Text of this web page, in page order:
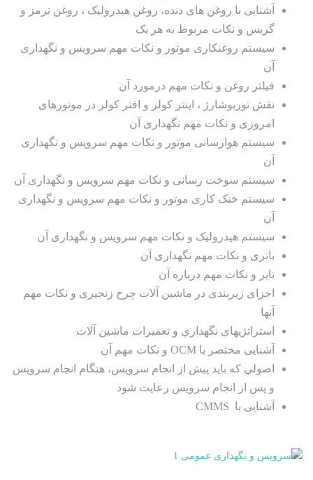
آشنایی با روغن های دنده، روغن هیدرولیک ، روغن ترمز و
گریس و نکات مربوط به هر یک
سیستم روغنکاری موتور و نکات مهم سرویس و نگهداری
آن
فیلتر روغن و نکات مهم درمورد آن
نقش توربوشارژ ، اینتر کولر و افتر کولر در موتورهای
امروزی و نکات مهم نگهداری آن
سیستم هوارسانی موتور و نکات مهم سرویس و نگهداری
آن
سیستم سوخت رسانی و نکات مهم سرویس و نگهداری آن
سیستم خنک کاری موتور و نکات مهم سرویس و نگهداری
آن
سیستم هیدرولیک و نکات مهم سرویس و نگهداری آن
باتری و نکات مهم نگهداری آن
تایر و نکات مهم درباره آن
اجزای زیربندی در ماشین آلات چرخ زنجیری و نکات مهم
آنها
استراتژيهاي نگهداري و تعميرات ماشين آلات
آشنایی مختصر با OCM و نکات مهم آن
اصولي كه بايد پيش از انجام سرويس، هنگام انجام سرویس
و پس از انجام سرویس رعايت شود
آشنایی با